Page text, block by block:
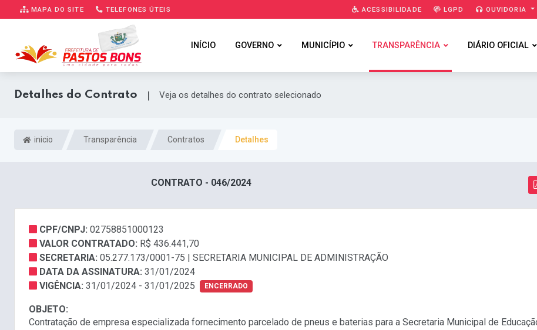
MAPA DO SITE TELEFONES ÚTEIS ACESSIBILIDADE LGPD OUVIDORIA
INÍCIO GOVERNO MUNICÍPIO TRANSPARÊNCIA DIÁRIO OFICIAL
Detalhes do Contrato | Veja os detalhes do contrato selecionado
inicio Transparência Contratos Detalhes
CONTRATO - 046/2024
CPF/CNPJ: 02758851000123
VALOR CONTRATADO: R$ 436.441,70
SECRETARIA: 05.277.173/0001-75 | SECRETARIA MUNICIPAL DE ADMINISTRAÇÃO
DATA DA ASSINATURA: 31/01/2024
VIGÊNCIA: 31/01/2024 - 31/01/2025 ENCERRADO
OBJETO:
Contratação de empresa especializada fornecimento parcelado de pneus e baterias para a Secretaria Municipal de